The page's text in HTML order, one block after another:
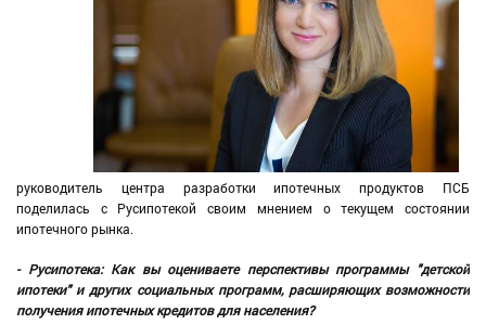
руководитель центра разработки ипотечных продуктов ПСБ
поделилась с Русипотекой своим мнением о текущем состоянии
ипотечного рынка.
- Русипотека: Как вы оцениваете перспективы программы "детской
ипотеки" и других социальных программ, расширяющих возможности
получения ипотечных кредитов для населения?